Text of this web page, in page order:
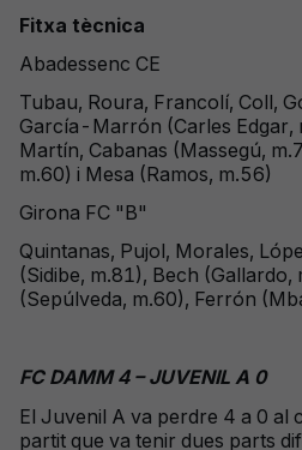
Fitxa tècnica
Abadessenc CE
Tubau, Roura, Francolí, Coll,
García-Marrón (Carles Edgar,
Martín, Cabanas (Massegú,
m.60) i Mesa (Ramos, m.56)
Girona FC "B"
Quintanas, Pujol, Morales,
(Sidibe, m.81), Bech
(Sepúlveda, m.60), Ferrón
FC DAMM 4 – JUVENIL A 0
El Juvenil A va perdre 4 a 0 al
partit que va tenir dues parts